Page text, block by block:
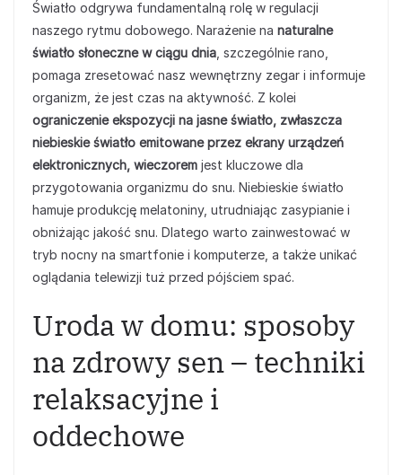
Światło odgrywa fundamentalną rolę w regulacji
naszego rytmu dobowego. Narażenie na naturalne
światło słoneczne w ciągu dnia , szczególnie rano,
pomaga zresetować nasz wewnętrzny zegar i informuje
organizm, że jest czas na aktywność. Z kolei
ograniczenie ekspozycji na jasne światło, zwłaszcza
niebieskie światło emitowane przez ekrany urządzeń
elektronicznych, wieczorem jest kluczowe dla
przygotowania organizmu do snu. Niebieskie światło
hamuje produkcję melatoniny, utrudniając zasypianie i
obniżając jakość snu. Dlatego warto zainwestować w
tryb nocny na smartfonie i komputerze, a także unikać
oglądania telewizji tuż przed pójściem spać.
Uroda w domu: sposoby
na zdrowy sen – techniki
relaksacyjne i
oddechowe